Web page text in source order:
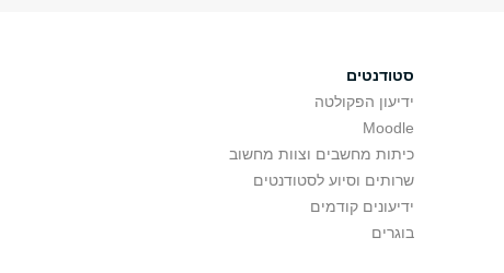
סטודנטים
ידיעון הפקולטה
Moodle
כיתות מחשבים וצוות מחשוב
שרותים וסיוע לסטודנטים
ידיעונים קודמים
בוגרים